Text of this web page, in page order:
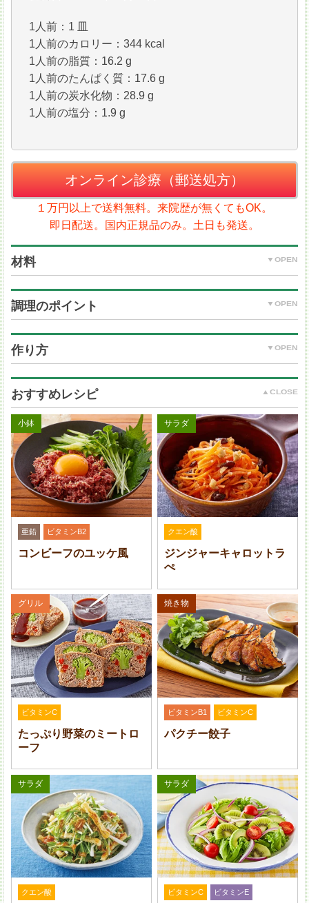
1人前：1 皿
1人前のカロリー：344 kcal
1人前の脂質：16.2 g
1人前のたんぱく質：17.6 g
1人前の炭水化物：28.9 g
1人前の塩分：1.9 g
オンライン診療（郵送処方）
１万円以上で送料無料。来院歴が無くてもOK。
即日配送。国内正規品のみ。土日も発送。
材料
じゃがいも：中 2 個 (250 g)
玉ねぎ：1/2 個 (100 g)
ごま油：大さじ 1
(A) 水：300 ml
(A) 酒：大さじ 1
(A) 鶏ガラスープの素：小さじ 1/2
(A) 塩：小さじ 1/2
(A) にんにく (すりおろし)：小さじ 1/2
粗びき黒こしょう：小さじ 1/2
調理のポイント
牛肉はどの部位でも美味しくいただけますが、脂の少
なく亜鉛が豊富なもも肉がおすすめです。
緑の彩りは、グリーンピースの代わりにいんげんやさ
やえんどう等でも。
作り方
牛薄切り肉は一口大に切る。じゃがいもは皮をむいて芽
を取り除き、一口大に切って水にさらしておく。玉ねぎ
はくし形切りにする。
鍋にごま油を入れて熱し、肉を炒める。肉の色が変わっ
たら、
の野菜を入れてさっと炒める。
おすすめレシピ
小鉢
亜鉛 ビタミンB2
コンビーフのユッケ風
サラダ
クエン酸
ジンジャーキャロットラ
ぺ
グリル
ビタミンC
たっぷり野菜のミートロ
ーフ
焼き物
ビタミンB1 ビタミンC
パクチー餃子
サラダ
クエン酸
サラダ
ビタミンC ビタミンE